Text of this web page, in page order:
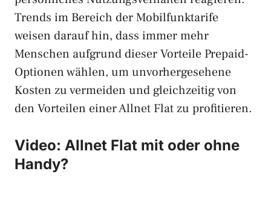
Trends im Bereich der Mobilfunktarife
weisen darauf hin, dass immer mehr
Menschen aufgrund dieser Vorteile Prepaid-
Optionen wählen, um unvorhergesehene
Kosten zu vermeiden und gleichzeitig von
den Vorteilen einer Allnet Flat zu profitieren.
Video: Allnet Flat mit oder ohne
Handy?